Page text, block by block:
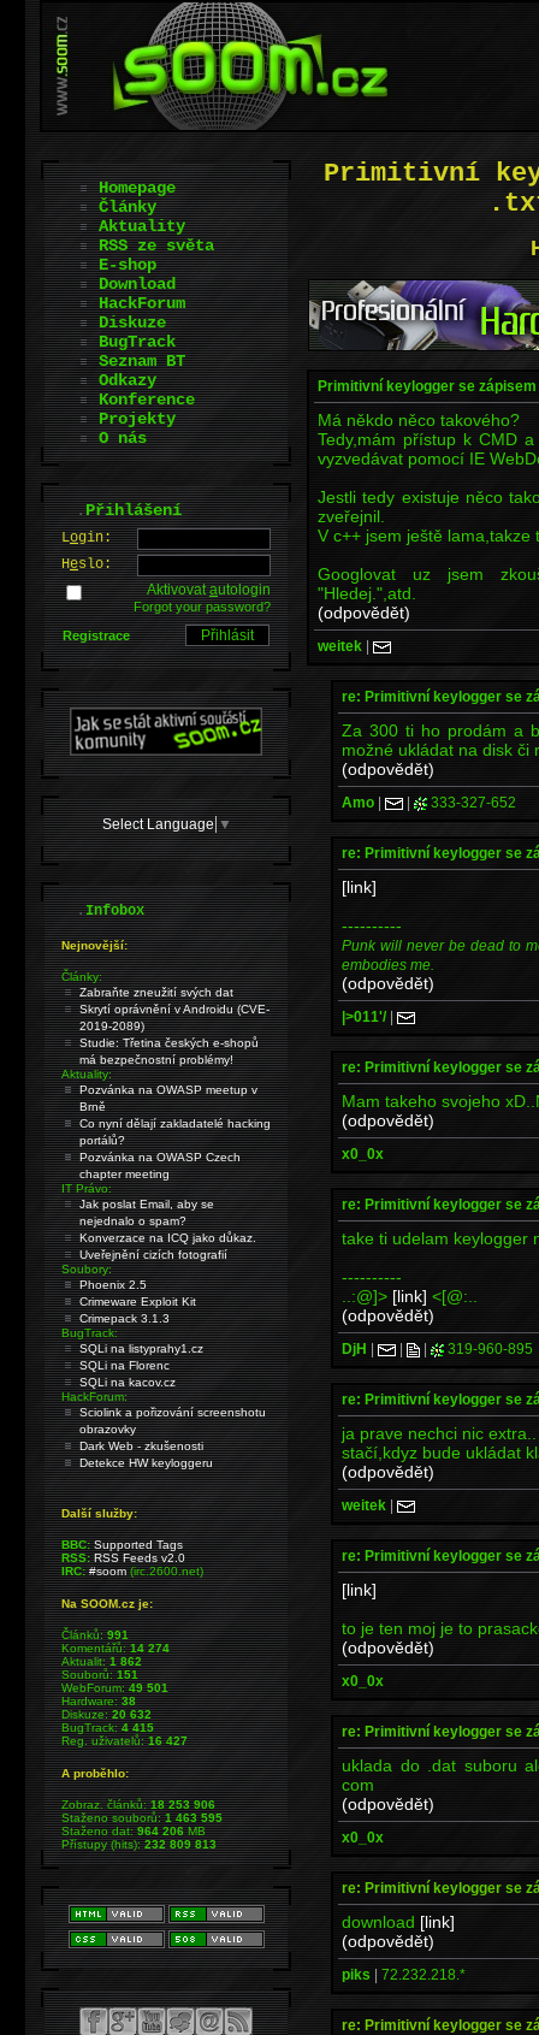
Primitivní
Primitivní keylogger se
Má někdo něco takového?
Tedy,mám přístup k CMD
vyzvedávat pomocí IE
Jestli tedy existuje něco
zveřejnil.
V c++ jsem ještě lama,takze
Googlovat uz jsem
"Hledej.",atd.
(odpovědět)
weitek |
re: Primitivní keylogger se
Za 300 ti ho prodám a
možné ukládat na disk či
(odpovědět)
Amo | | 333-327-652
re: Primitivní keylogger se
[link]
----------
Punk will never be dead to
embodies me.
(odpovědět)
|>011'/ |
re: Primitivní keylogger se
Mam takeho svojeho
(odpovědět)
x0_0x
re: Primitivní keylogger se
take ti udelam keylogger
----------
..:@]> [link] <[@:..
(odpovědět)
DjH | | | 319-960-895
re: Primitivní keylogger se
ja prave nechci nic extra..
stačí,kdyz bude ukládat
(odpovědět)
weitek |
re: Primitivní keylogger se
[link]
to je ten moj je to
(odpovědět)
x0_0x
re: Primitivní keylogger se
uklada do .dat suboru
com
(odpovědět)
x0_0x
re: Primitivní keylogger se
download [link]
(odpovědět)
piks | 72.232.218.*
re: Primitivní keylogger se
Homepage
Články
Aktuality
RSS ze světa
E-shop
Download
HackForum
Diskuze
BugTrack
Seznam BT
Odkazy
Konference
Projekty
O nás
.Přihlášení
Login:
Heslo:
Aktivovatautologin
Forgot your password?
Registrace
Select Language ▼
.Infobox
Nejnovější:
Články:
Zabraňte zneužití svých dat
Skrytí oprávnění v Androidu (CVE-
2019-2089)
Studie: Třetina českých e-shopů
má bezpečnostní problémy!
Aktuality:
Pozvánka na OWASP meetup v
Brně
Co nyní dělají zakladatelé hacking
portálů?
Pozvánka na OWASP Czech
chapter meeting
IT Právo:
Jak poslat Email, aby se
nejednalo o spam?
Konverzace na ICQ jako důkaz.
Uveřejnění cizích fotografií
Soubory:
Phoenix 2.5
Crimeware Exploit Kit
Crimepack 3.1.3
BugTrack:
SQLi na listyprahy1.cz
SQLi na Florenc
SQLi na kacov.cz
HackForum:
Sciolink a pořizování screenshotu
obrazovky
Dark Web - zkušenosti
Detekce HW keyloggeru
Další služby:
BBC: Supported Tags
RSS: RSS Feeds v2.0
IRC: #soom(irc.2600.net)
Na SOOM.cz je:
Článků:991
Komentářů:14 274
Aktualit:1 862
Souborů:151
WebForum:49 501
Hardware:38
Diskuze:20 632
BugTrack:4 415
Reg. uživatelů:16 427
A proběhlo:
Zobraz. článků:18 253 906
Staženo souborů:1 463 595
Staženo dat:964 206MB
Přístupy (hits):232 809 813